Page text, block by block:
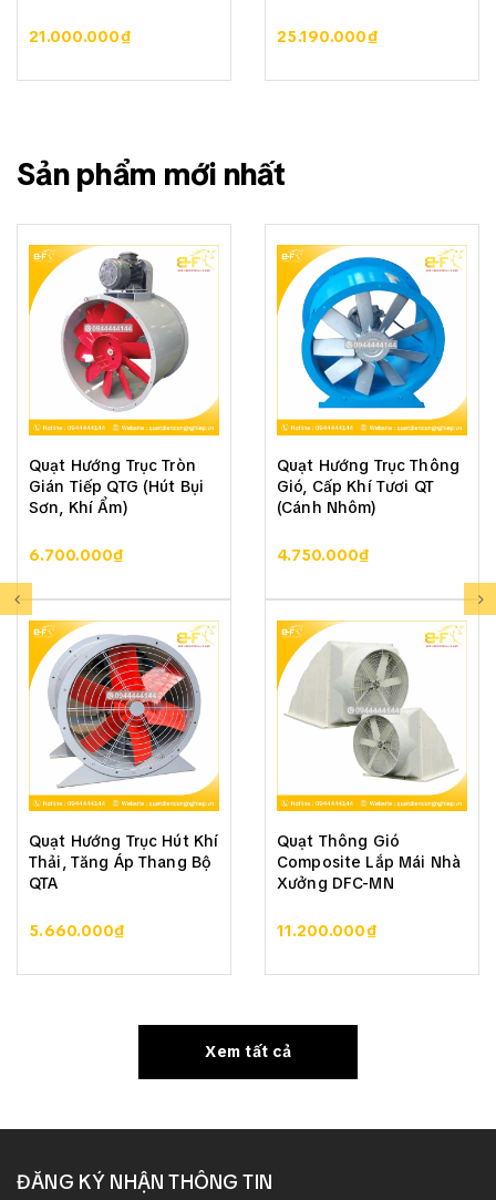
21.000.000₫ 25.190.000₫
Sản phẩm mới nhất
Quạt Hướng Trục Tròn
Gián Tiếp QTG (Hút Bụi
Sơn, Khí Ẩm)
6.700.000₫
Quạt Hướng Trục Hút Khí
Thải, Tăng Áp Thang Bộ
QTA
5.660.000₫
Quạt Hướng Trục Thông
Gió, Cấp Khí Tươi QT
(Cánh Nhôm)
4.750.000₫
Quạt Thông Gió
Composite Lắp Mái Nhà
Xưởng DFC-MN
11.200.000₫
Xem tất cả
ĐĂNG KÝ NHẬN THÔNG TIN